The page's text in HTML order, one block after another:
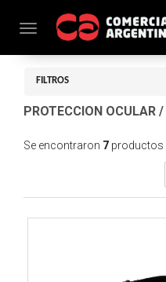
Toggle navigation
FILTROS
PROTECCION OCULAR /
Se encontraron 7 productos